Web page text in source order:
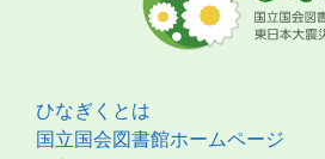
ひなぎくとは
国立国会図書館ホームページ